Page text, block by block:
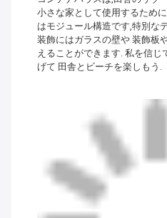
小さな家として使用するため
はモジュール構造です,特別な
装飾にはガラスの壁や 装飾板
えることができます. 私を信じ
げて 田舎とビーチを楽しもう.